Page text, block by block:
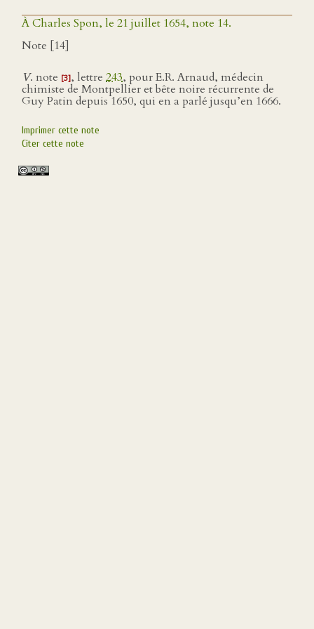
À Charles Spon, le 21 juillet 1654, note 14.
Note [14]
V. note [3], lettre 243, pour E.R. Arnaud, médecin
chimiste de Montpellier et bête noire récurrente de
Guy Patin depuis 1650, qui en a parlé jusqu’en 1666.
Imprimer cette note
Citer cette note